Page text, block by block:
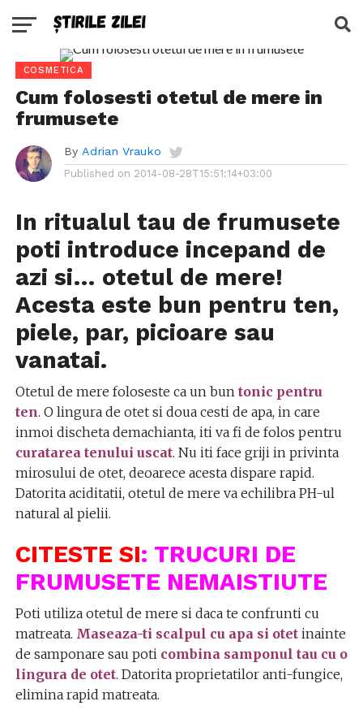
COSMETICA
Cum folosesti otetul de mere in
frumusete
By Adrian Vrauko
Published on 2014-08-28T15:51:14+03:00
In ritualul tau de frumusete
poti introduce incepand de
azi si… otetul de mere!
Acesta este bun pentru ten,
piele, par, picioare sau
vanatai.
Otetul de mere foloseste ca un bun tonic pentru
ten. O lingura de otet si doua cesti de apa, in care
inmoi discheta demachianta, iti va fi de folos pentru
curatarea tenului uscat. Nu iti face griji in privinta
mirosului de otet, deoarece acesta dispare rapid.
Datorita aciditatii, otetul de mere va echilibra PH-ul
natural al pielii.
CITESTE SI: TRUCURI DE
FRUMUSETE NEMAISTIUTE
Poti utiliza otetul de mere si daca te confrunti cu
matreata. Maseaza-ti scalpul cu apa si otetinainte
de samponare sau poti combina samponul tau cu o
lingura de otet. Datorita proprietatilor anti-fungice,
elimina rapid matreata.